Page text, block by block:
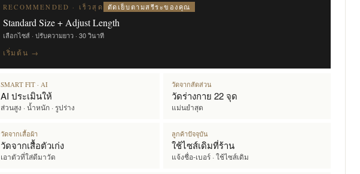
RECOMMENDED · เร็วสุด ตัดเย็บตามสรีระของคุณ
Standard Size + Adjust Length
เลือกไซส์ · ปรับความยาว · 30 วินาที
เริ่มต้น →
SMART FIT · AI
AI ประเมินให้
ส่วนสูง · น้ำหนัก · รูปร่าง
วัดจากสัดส่วน
วัดร่างกาย 22 จุด
แม่นยำสุด
วัดจากเสื้อผ้า
วัดจากเสื้อตัวเก่ง
เอาตัวที่ใส่ดีมาวัด
ลูกค้าปัจจุบัน
ใช้ไซส์เดิมที่ร้าน
แจ้งชื่อ-เบอร์ · ใช้ไซส์เดิม